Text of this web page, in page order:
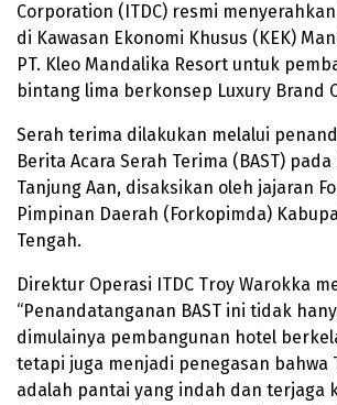
Corporation (ITDC) resmi
di Kawasan Ekonomi Khusus (KEK)
PT. Kleo Mandalika Resort untuk
bintang lima berkonsep Luxury Brand
Serah terima dilakukan melalui
Berita Acara Serah Terima (BAST)
Tanjung Aan, disaksikan oleh jajaran
Pimpinan Daerah (Forkopimda)
Tengah.
Direktur Operasi ITDC Troy Warokka
“Penandatanganan BAST ini tidak
dimulainya pembangunan hotel
tetapi juga menjadi penegasan bahwa
adalah pantai yang indah dan terjaga